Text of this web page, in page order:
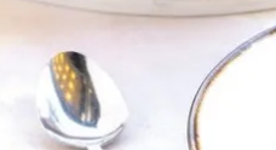
uygun olarak